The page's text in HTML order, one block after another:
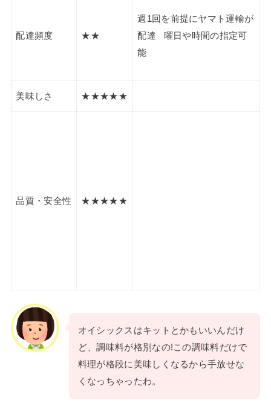
配達頻度 ★★
週1回を前提にヤマト運輸が
配達 曜日や時間の指定可
能
美味しさ ★★★★★
品質・安全性 ★★★★★
オイシックスはキットとかもいいんだけ
ど、調味料が格別なの!この調味料だけで
料理が格段に美味しくなるから手放せな
くなっちゃったわ。